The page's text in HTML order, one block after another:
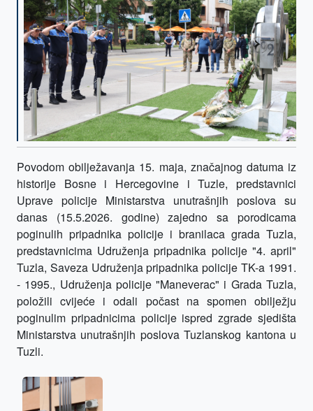
Povodom obilježavanja 15. maja, značajnog datuma iz
historije Bosne i Hercegovine i Tuzle, predstavnici
Uprave policije Ministarstva unutrašnjih poslova su
danas (15.5.2026. godine) zajedno sa porodicama
poginulih pripadnika policije i branilaca grada Tuzla,
predstavnicima Udruženja pripadnika policije "4. april"
Tuzla, Saveza Udruženja pripadnika policije TK-a 1991.
- 1995., Udruženja policije "Maneverac" i Grada Tuzla,
položili cvijeće i odali počast na spomen obilježju
poginulim pripadnicima policije ispred zgrade sjedišta
Ministarstva unutrašnjih poslova Tuzlanskog kantona u
Tuzli.